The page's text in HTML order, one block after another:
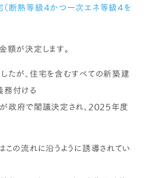
断熱等級４かつ一次エネ等級４を
額が決定します。
たが、住宅を含むすべての新築建
務付ける
が政府で閣議決定され、2025年度
この流れに沿うように誘導されてい